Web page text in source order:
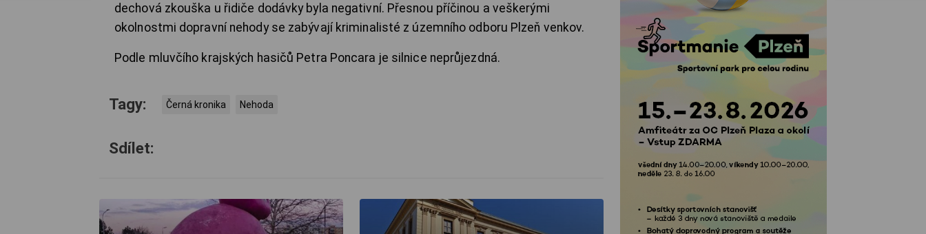
dechová zkouška u řidiče dodávky byla negativní. Přesnou příčinou a veškerými
okolnostmi dopravní nehody se zabývají kriminalisté z územního odboru Plzeň venkov.
Podle mluvčího krajských hasičů Petra Poncara je silnice neprůjezdná.
Tagy: Černá kronika Nehoda
Sdílet: